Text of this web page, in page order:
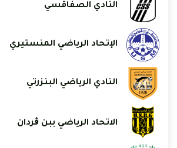
النادي الصفاقسي
الإتحاد الرياضي المنستيري
النادي الرياضي البنزرتي
الاتحاد الرياضي ببن ڨردان